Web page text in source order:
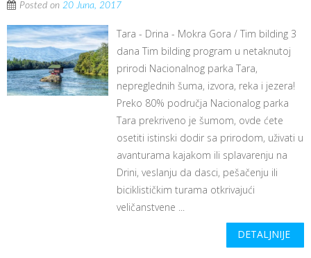
Posted on 20 Juna, 2017
Tara - Drina - Mokra Gora / Tim bilding 3
dana Tim bilding program u netaknutoj
prirodi Nacionalnog parka Tara,
nepreglednih šuma, izvora, reka i jezera!
Preko 80% područja Nacionalog parka
Tara prekriveno je šumom, ovde ćete
osetiti istinski dodir sa prirodom, uživati u
avanturama kajakom ili splavarenju na
Drini, veslanju da dasci, pešačenju ili
biciklističkim turama otkrivajući
veličanstvene ...
DETALJNIJE